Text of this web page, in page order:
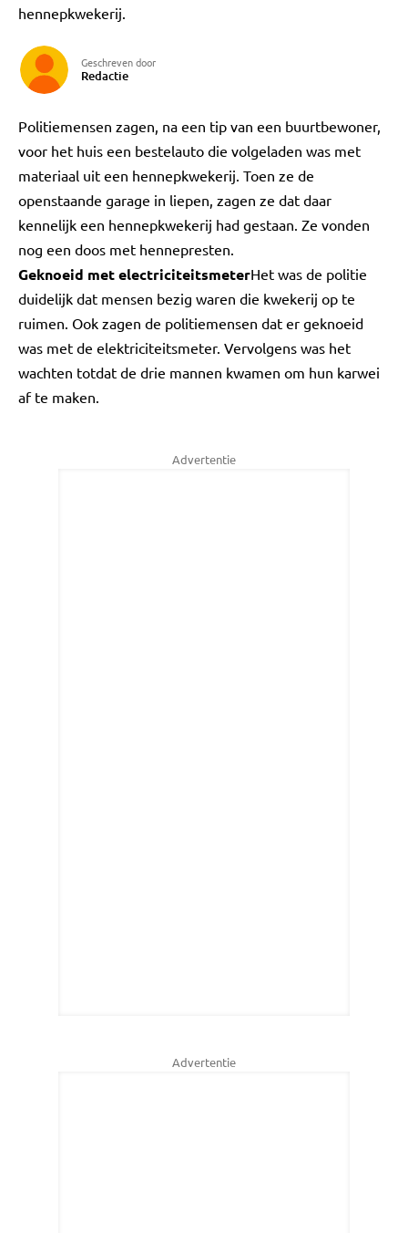
hennepkwekerij.
Geschreven door
Redactie
Politiemensen zagen, na een tip van een buurtbewoner,
voor het huis een bestelauto die volgeladen was met
materiaal uit een hennepkwekerij. Toen ze de
openstaande garage in liepen, zagen ze dat daar
kennelijk een hennepkwekerij had gestaan. Ze vonden
nog een doos met hennepresten.
Geknoeid met electriciteitsmeterHet was de politie
duidelijk dat mensen bezig waren die kwekerij op te
ruimen. Ook zagen de politiemensen dat er geknoeid
was met de elektriciteitsmeter. Vervolgens was het
wachten totdat de drie mannen kwamen om hun karwei
af te maken.
Advertentie
Advertentie